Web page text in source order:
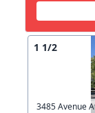
1 1/2
3485 Avenue